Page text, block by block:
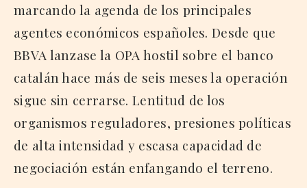
marcando la agenda de los principales
agentes económicos españoles. Desde que
BBVA lanzase la OPA hostil sobre el banco
catalán hace más de seis meses la operación
sigue sin cerrarse. Lentitud de los
organismos reguladores, presiones políticas
de alta intensidad y escasa capacidad de
negociación están enfangando el terreno.